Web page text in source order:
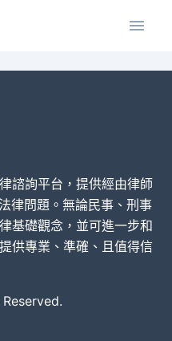
諮詢平台，提供經由律師
律問題。無論民事、刑事
基礎觀念，並可進一步和
供專業、準確、且值得信